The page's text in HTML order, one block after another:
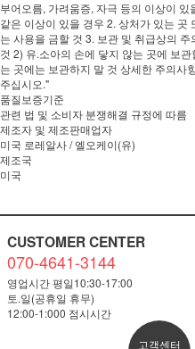
부어오름, 가려움증, 자극 등의 이상이
같은 이상이 있을 경우 2. 상처가 있는 곳
는 사용을 금할 것 3. 보관 및 취급상의
것 2) 유.소아의 손에 닿지 않는 곳에 보
는 곳에는 보관하지 말 것 상세한 주의사
주십시오."
품질보증기준
관련 법 및 소비자 분쟁해결 규정에 따름
제조자 및 제조판매업자
미국 로레알사 / 엘오케이(유)
제조국
미국
CUSTOMER CENTER
070-4641-3144
영업시간 평일10:30-17:00
토.일(공휴일 휴무)
12:00-1:000 점시시간
고객센터